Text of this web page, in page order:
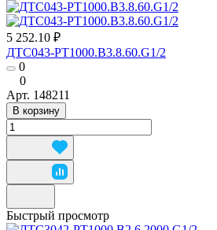
5 252.10 ₽
ДТС043-РТ1000.В3.8.60.G1/2
0
0
Арт. 148211
В корзину
Быстрый просмотр